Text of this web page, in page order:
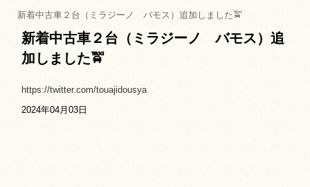
新着中古車２台（ミラジーノ バモス）追加しました🚖
新着中古車２台（ミラジーノ バモス）追
加しました🚖
https://twitter.com/touajidousya
2024年04月03日